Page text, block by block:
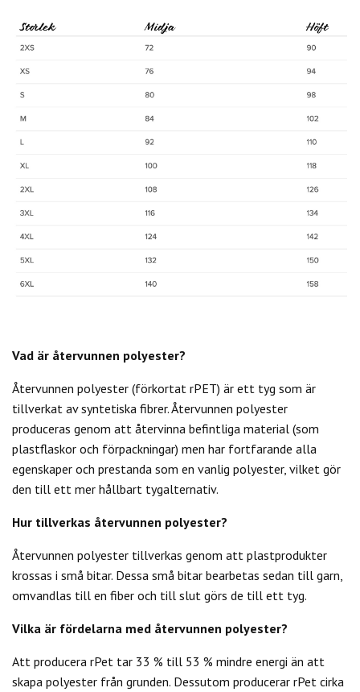
Vad är återvunnen polyester?
Återvunnen polyester (förkortat rPET) är ett tyg som är
tillverkat av syntetiska fibrer. Återvunnen polyester
produceras genom att återvinna befintliga material (som
plastflaskor och förpackningar) men har fortfarande alla
egenskaper och prestanda som en vanlig polyester, vilket gör
den till ett mer hållbart tygalternativ.
Hur tillverkas återvunnen polyester?
Återvunnen polyester tillverkas genom att plastprodukter
krossas i små bitar. Dessa små bitar bearbetas sedan till garn,
omvandlas till en fiber och till slut görs de till ett tyg.
Vilka är fördelarna med återvunnen polyester?
Att producera rPet tar 33 % till 53 % mindre energi än att
skapa polyester från grunden. Dessutom producerar rPet cirka